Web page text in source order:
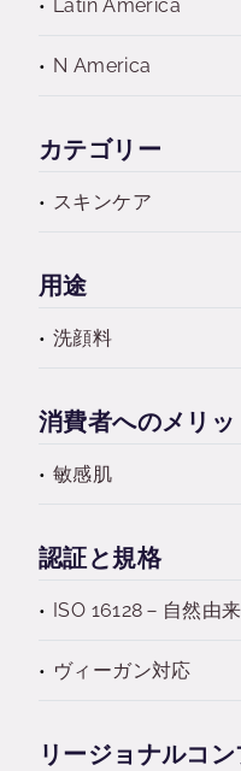
Latin America
N America
カテゴリー
スキンケア
用途
洗顔料
消費者へのメリッ
敏感肌
認証と規格
ISO 16128－自然由
ヴィーガン対応
リージョナルコ